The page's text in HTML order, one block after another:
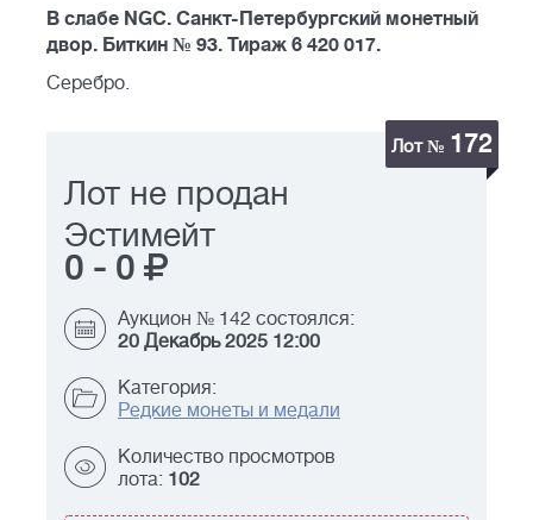
В слабе NGC. Санкт-Петербургский монетный
двор. Биткин № 93. Тираж 6 420 017.
Серебро.
Лот № 172
Лот не продан
Эстимейт
0 - 0
Аукцион № 142 состоялся:
20 Декабрь 2025 12:00
Категория:
Редкие монеты и медали
Количество просмотров
лота: 102